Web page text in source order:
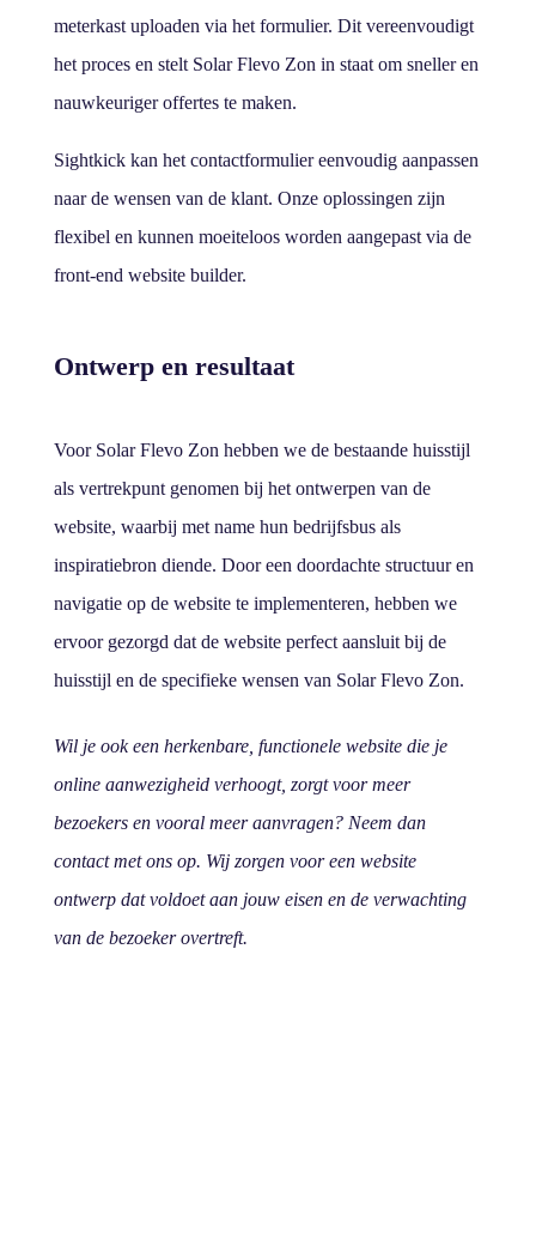
meterkast uploaden via het formulier. Dit vereenvoudigt
het proces en stelt Solar Flevo Zon in staat om sneller en
nauwkeuriger offertes te maken.
Sightkick kan het contactformulier eenvoudig aanpassen
naar de wensen van de klant. Onze oplossingen zijn
flexibel en kunnen moeiteloos worden aangepast via de
front-end website builder.
Ontwerp en resultaat
Voor Solar Flevo Zon hebben we de bestaande huisstijl
als vertrekpunt genomen bij het ontwerpen van de
website, waarbij met name hun bedrijfsbus als
inspiratiebron diende. Door een doordachte structuur en
navigatie op de website te implementeren, hebben we
ervoor gezorgd dat de website perfect aansluit bij de
huisstijl en de specifieke wensen van Solar Flevo Zon.
Wil je ook een herkenbare, functionele website die je
online aanwezigheid verhoogt, zorgt voor meer
bezoekers en vooral meer aanvragen? Neem dan
contact met ons op. Wij zorgen voor een website
ontwerp dat voldoet aan jouw eisen en de verwachting
van de bezoeker overtreft.